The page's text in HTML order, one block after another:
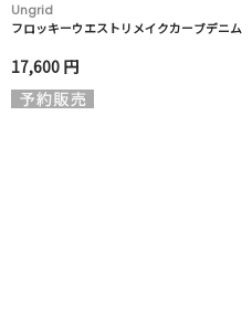
Ungrid
フロッキーウエストリメイクカーブデニム
17,600 円